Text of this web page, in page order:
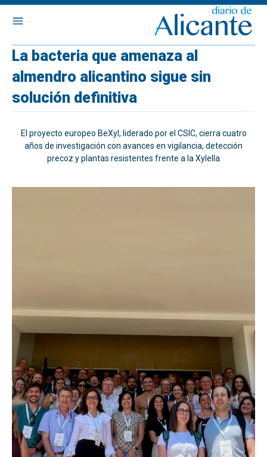
La bacteria que amenaza al
almendro alicantino sigue sin
solución definitiva
El proyecto europeo BeXyl, liderado por el CSIC, cierra cuatro
años de investigación con avances en vigilancia, detección
precoz y plantas resistentes frente a la Xylella